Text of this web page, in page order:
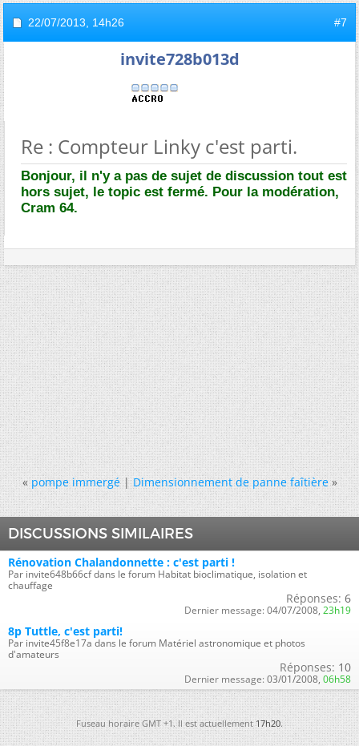
22/07/2013, 14h26 #7
invite728b013d
Re : Compteur Linky c'est parti.
Bonjour, il n'y a pas de sujet de discussion tout est
hors sujet, le topic est fermé. Pour la modération,
Cram 64.
« pompe immergé|Dimensionnement de panne faîtière »
DISCUSSIONS SIMILAIRES
Rénovation Chalandonnette : c'est parti !
Par invite648b66cf dans le forum Habitat bioclimatique, isolation et
chauffage
Réponses: 6
Dernier message: 04/07/2008, 23h19
8p Tuttle, c'est parti!
Par invite45f8e17a dans le forum Matériel astronomique et photos
d'amateurs
Réponses: 10
Dernier message: 03/01/2008, 06h58
Fuseau horaire GMT +1. Il est actuellement17h20.